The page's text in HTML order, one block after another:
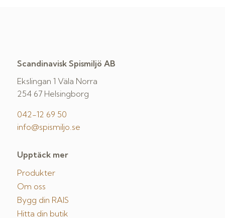
Scandinavisk Spismiljö AB
Ekslingan 1 Väla Norra
254 67 Helsingborg
042-12 69 50
info@spismiljo.se
Upptäck mer
Produkter
Om oss
Bygg din RAIS
Hitta din butik